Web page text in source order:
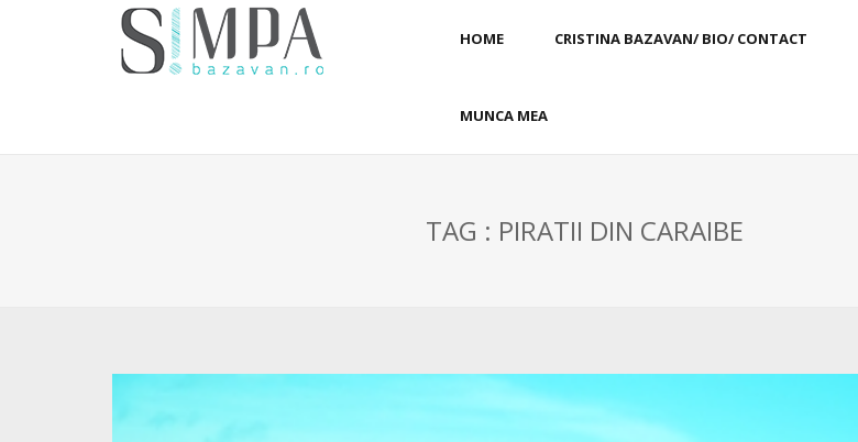
HOME CRISTINA BAZAVAN/ BIO/ CONTACT
MUNCA MEA
TAG : PIRATII DIN CARAIBE